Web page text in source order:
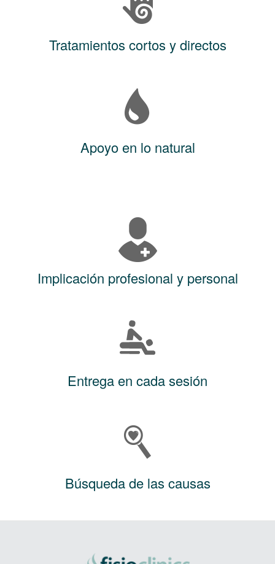
Tratamientos cortos y directos
Apoyo en lo natural
Implicación profesional y personal
Entrega en cada sesión
Búsqueda de las causas